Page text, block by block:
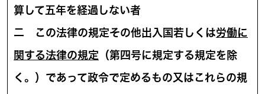
算して五年を経過しない者
二 この法律の規定その他出入国若しくは労働に
関する法律の規定 （第四号に規定する規定を除
く。）であって政令で定めるもの又はこれらの規